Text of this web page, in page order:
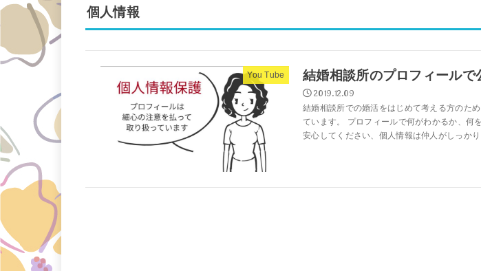
個人情報
You Tube 結婚相談所のプロフィールで
2019.12.09
結婚相談所での婚活をはじめて考える方のた
ています。 プロフィールで何がわかるか、何
安心してください、個人情報は仲人がしっか